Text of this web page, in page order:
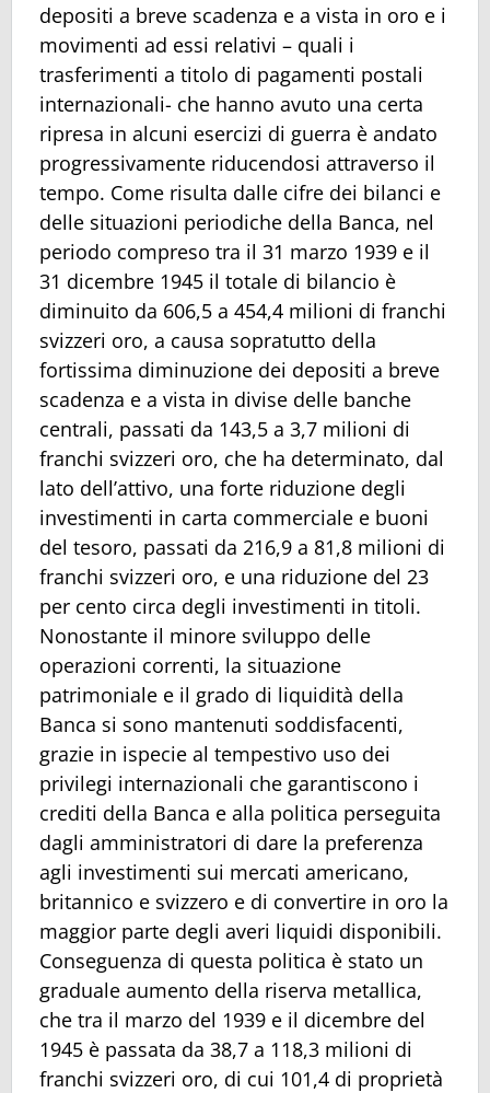
depositi a breve scadenza e a vista in oro e i
movimenti ad essi relativi – quali i
trasferimenti a titolo di pagamenti postali
internazionali- che hanno avuto una certa
ripresa in alcuni esercizi di guerra è andato
progressivamente riducendosi attraverso il
tempo. Come risulta dalle cifre dei bilanci e
delle situazioni periodiche della Banca, nel
periodo compreso tra il 31 marzo 1939 e il
31 dicembre 1945 il totale di bilancio è
diminuito da 606,5 a 454,4 milioni di franchi
svizzeri oro, a causa sopratutto della
fortissima diminuzione dei depositi a breve
scadenza e a vista in divise delle banche
centrali, passati da 143,5 a 3,7 milioni di
franchi svizzeri oro, che ha determinato, dal
lato dell’attivo, una forte riduzione degli
investimenti in carta commerciale e buoni
del tesoro, passati da 216,9 a 81,8 milioni di
franchi svizzeri oro, e una riduzione del 23
per cento circa degli investimenti in titoli.
Nonostante il minore sviluppo delle
operazioni correnti, la situazione
patrimoniale e il grado di liquidità della
Banca si sono mantenuti soddisfacenti,
grazie in ispecie al tempestivo uso dei
privilegi internazionali che garantiscono i
crediti della Banca e alla politica perseguita
dagli amministratori di dare la preferenza
agli investimenti sui mercati americano,
britannico e svizzero e di convertire in oro la
maggior parte degli averi liquidi disponibili.
Conseguenza di questa politica è stato un
graduale aumento della riserva metallica,
che tra il marzo del 1939 e il dicembre del
1945 è passata da 38,7 a 118,3 milioni di
franchi svizzeri oro, di cui 101,4 di proprietà